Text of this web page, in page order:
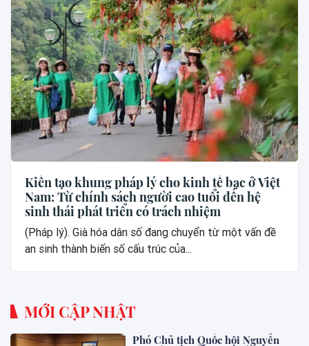
Kiến tạo khung pháp lý cho kinh tế bạc ở Việt
Nam: Từ chính sách người cao tuổi đến hệ
sinh thái phát triển có trách nhiệm
(Pháp lý). Già hóa dân số đang chuyển từ một vấn đề
an sinh thành biến số cấu trúc của...
MỚI CẬP NHẬT
Phó Chủ tịch Quốc hội Nguyễn